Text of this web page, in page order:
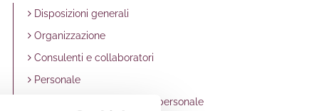
Disposizioni generali
Organizzazione
Consulenti e collaboratori
Personale
Reclutamento e selezione personale